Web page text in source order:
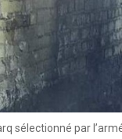
sélectionné par